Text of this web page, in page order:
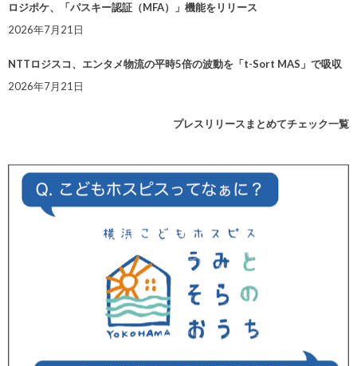
ロジポケ、「パスキー認証（MFA）」機能をリリース
2026年7月21日
NTTロジスコ、エンタメ物流の平時5倍の波動を「t-Sort MAS」で吸収
2026年7月21日
プレスリリースまとめてチェック一覧